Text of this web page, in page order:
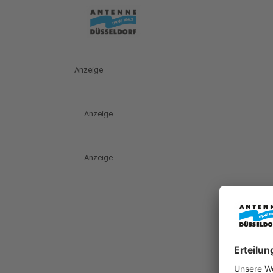
Anzeige
Anzeige
Anzeige